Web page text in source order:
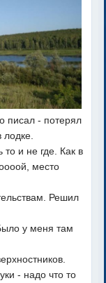
писал - потерял
и не где. Как в
место
Решил
у меня там
- надо что то